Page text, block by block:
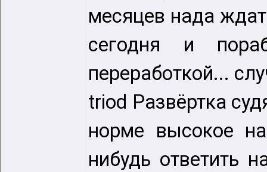
месяцев нада
сегодня и
переработкой...
triod Развёртка
норме высокое
нибудь ответить